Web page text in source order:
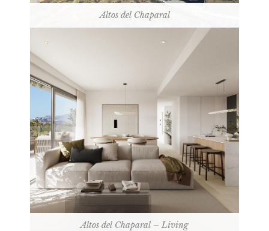
Altos del Chaparal
Altos del Chaparal – Living